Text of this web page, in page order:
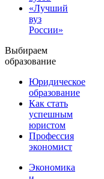
«Лучший
вуз
России»
Выбираем
образование
Юридическое
образование
Как стать
успешным
юристом
Профессия
экономист
Экономика